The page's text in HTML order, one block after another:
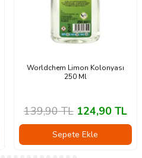
Worldchem Limon Kolonyası
250 Ml
139,90TL 124,90TL
Sepete Ekle